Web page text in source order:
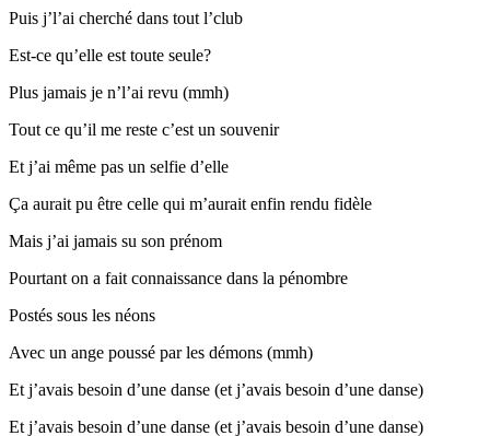
Puis j’l’ai cherché dans tout l’club
Est-ce qu’elle est toute seule?
Plus jamais je n’l’ai revu (mmh)
Tout ce qu’il me reste c’est un souvenir
Et j’ai même pas un selfie d’elle
Ça aurait pu être celle qui m’aurait enfin rendu fidèle
Mais j’ai jamais su son prénom
Pourtant on a fait connaissance dans la pénombre
Postés sous les néons
Avec un ange poussé par les démons (mmh)
Et j’avais besoin d’une danse (et j’avais besoin d’une danse)
Et j’avais besoin d’une danse (et j’avais besoin d’une danse)